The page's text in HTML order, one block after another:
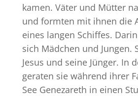
kamen. Väter und Mütter
und formten mit ihnen die
eines langen Schiffes.
sich Mädchen und Jungen.
Jesus und seine Jünger. In
geraten sie während ihrer
See Genezareth in einen